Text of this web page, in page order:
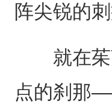
阵尖锐的
就在茱
点的刹那